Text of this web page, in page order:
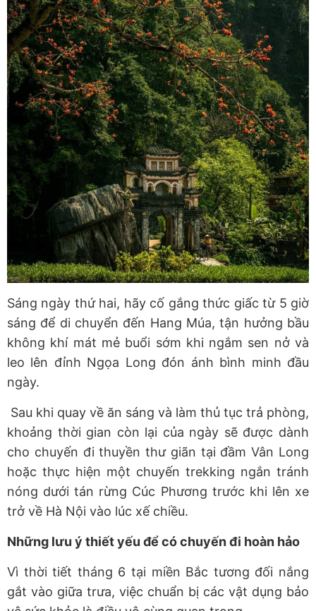
Sáng ngày thứ hai, hãy cố gắng thức giấc từ 5 giờ
sáng để di chuyển đến Hang Múa, tận hưởng bầu
không khí mát mẻ buổi sớm khi ngắm sen nở và
leo lên đỉnh Ngọa Long đón ánh bình minh đầu
ngày.
Sau khi quay về ăn sáng và làm thủ tục trả phòng,
khoảng thời gian còn lại của ngày sẽ được dành
cho chuyến đi thuyền thư giãn tại đầm Vân Long
hoặc thực hiện một chuyến trekking ngắn tránh
nóng dưới tán rừng Cúc Phương trước khi lên xe
trở về Hà Nội vào lúc xế chiều.
Những lưu ý thiết yếu để có chuyến đi hoàn hảo
Vì thời tiết tháng 6 tại miền Bắc tương đối nắng
gắt vào giữa trưa, việc chuẩn bị các vật dụng bảo